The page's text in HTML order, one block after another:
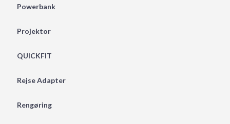
Powerbank
Projektor
QUICKFIT
Rejse Adapter
Rengøring